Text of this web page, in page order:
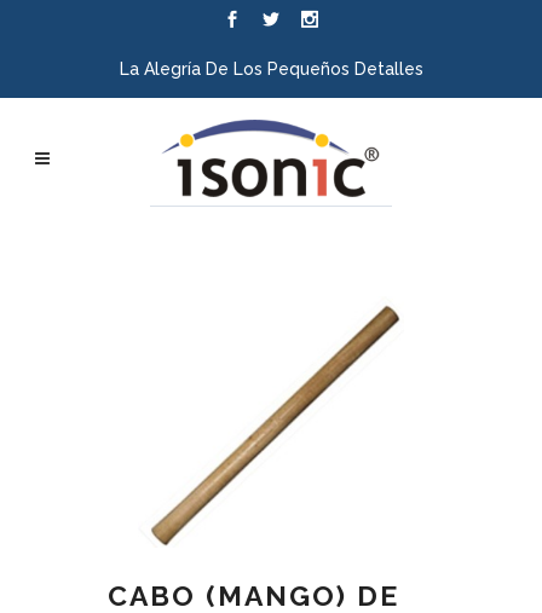
La Alegría De Los Pequeños Detalles
CABO (MANGO) DE